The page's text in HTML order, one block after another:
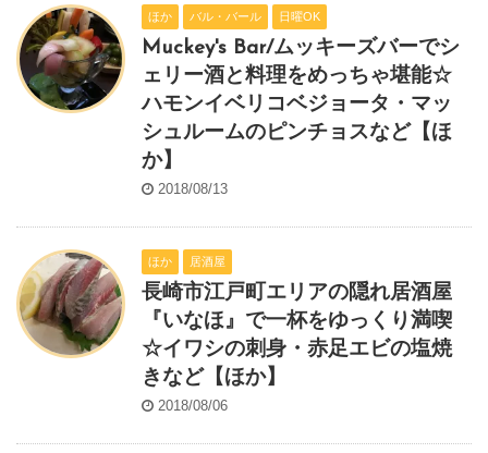
ほか バル・バール 日曜OK
Muckey's Bar/ムッキーズバーでシ
ェリー酒と料理をめっちゃ堪能☆
ハモンイベリコベジョータ・マッ
シュルームのピンチョスなど【ほ
か】
2018/08/13
ほか 居酒屋
長崎市江戸町エリアの隠れ居酒屋
『いなほ』で一杯をゆっくり満喫
☆イワシの刺身・赤足エビの塩焼
きなど【ほか】
2018/08/06